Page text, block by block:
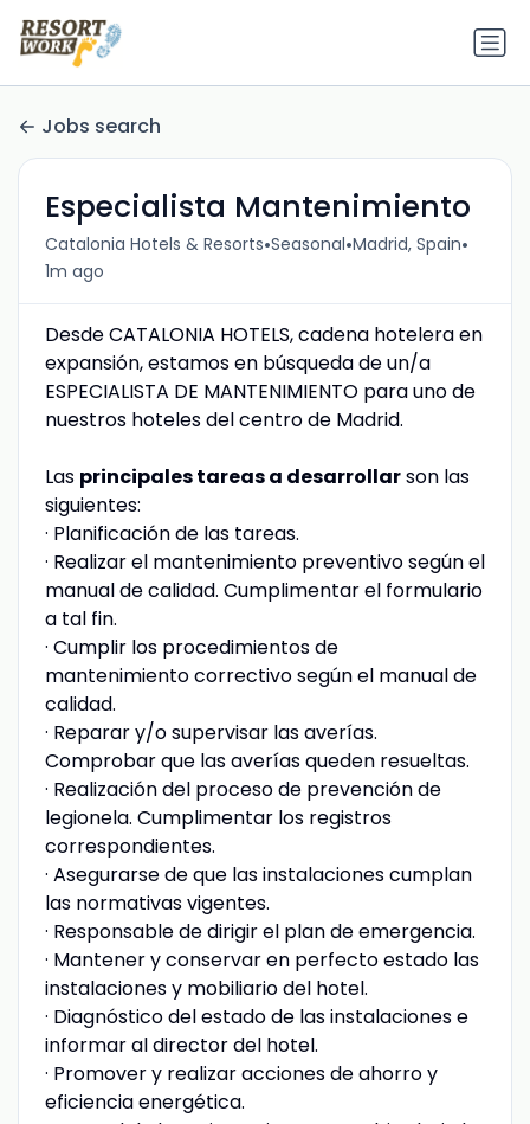
Jobs search
Especialista Mantenimiento
Catalonia Hotels & Resorts•Seasonal•Madrid, Spain•
1m ago
Desde CATALONIA HOTELS, cadena hotelera en
expansión, estamos en búsqueda de un/a
ESPECIALISTA DE MANTENIMIENTO para uno de
nuestros hoteles del centro de Madrid.
Las principales tareas a desarrollarson las
siguientes:
· Planificación de las tareas.
· Realizar el mantenimiento preventivo según el
manual de calidad. Cumplimentar el formulario
a tal fin.
· Cumplir los procedimientos de
mantenimiento correctivo según el manual de
calidad.
· Reparar y/o supervisar las averías.
Comprobar que las averías queden resueltas.
· Realización del proceso de prevención de
legionela. Cumplimentar los registros
correspondientes.
· Asegurarse de que las instalaciones cumplan
las normativas vigentes.
· Responsable de dirigir el plan de emergencia.
· Mantener y conservar en perfecto estado las
instalaciones y mobiliario del hotel.
· Diagnóstico del estado de las instalaciones e
informar al director del hotel.
· Promover y realizar acciones de ahorro y
eficiencia energética.